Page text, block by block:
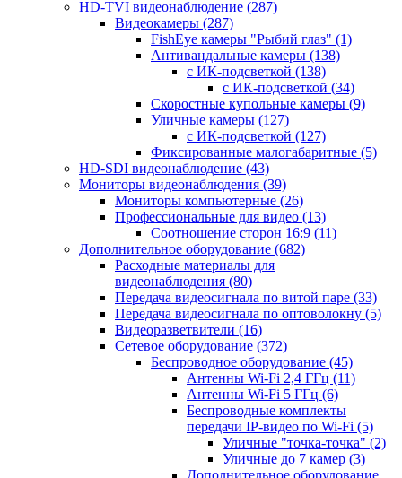
HD-TVI видеонаблюдение (287)
Видеокамеры (287)
FishEye камеры "Рыбий глаз" (1)
Антивандальные камеры (138)
с ИК-подсветкой (138)
с ИК-подсветкой (34)
Скоростные купольные камеры (9)
Уличные камеры (127)
с ИК-подсветкой (127)
Фиксированные малогабаритные (5)
HD-SDI видеонаблюдение (43)
Мониторы видеонаблюдения (39)
Мониторы компьютерные (26)
Профессиональные для видео (13)
Соотношение сторон 16:9 (11)
Дополнительное оборудование (682)
Расходные материалы для
видеонаблюдения (80)
Передача видеосигнала по витой паре (33)
Передача видеосигнала по оптоволокну (5)
Видеоразветвители (16)
Сетевое оборудование (372)
Беспроводное оборудование (45)
Антенны Wi-Fi 2,4 ГГц (11)
Антенны Wi-Fi 5 ГГц (6)
Беспроводные комплекты
передачи IP-видео по Wi-Fi (5)
Уличные "точка-точка" (2)
Уличные до 7 камер (3)
Дополнительное оборудование